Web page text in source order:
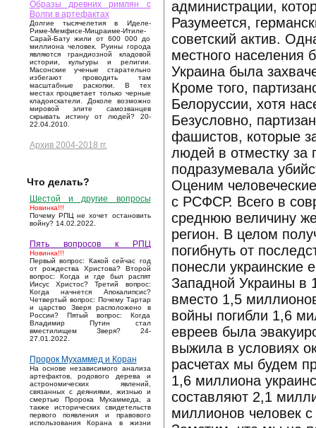
Образы древних римлян с
Волги в артефактах
Долгие тысячелетия в Иделе-
Риме-Мемфисе-Мицраиме-Итиле-
Сарай-Бату жили от 600 000 до
миллиона человек. Руины города
являются грандиозной кладовой
истории, культуры и религии.
Масонские ученые старательно
избегают проводить там
масштабные раскопки. В тех
местах процветает только черные
кладоискатели. Доколе возможно
мировой элите самозванцев
скрывать истину от людей? 20-
22.04.2010.
Архив 2004-2018 гг.
Что делать?
Шестой и другие вопросы
Новинка!!!
Почему РПЦ не хочет остановить
войну? 14.02.2022.
Пять вопросов к РПЦ
Новинка!!!
Первый вопрос: Какой сейчас год
от рождества Христова? Второй
вопрос: Когда и где был распят
Иисус Христос? Третий вопрос:
Когда начнется Апокалипсис?
Четвертый вопрос: Почему Тартар
и царство Зверя расположено в
России? Пятый вопрос: Когда
Владимир Путин стал
вместилищем Зверя? 24-
27.01.2022.
Пророк Мухаммед и Коран
На основе независимого анализа
артефактов, родового дерева и
астрономических явлений,
связанных с деяниями, жизнью и
смертью Пророка Мухаммеда, а
также исторических свидетельств
первого появления и правового
использования Корана в жизни
администрации,
Разумеется,
советский актив.
местного
Украина была
Кроме того,
Белоруссии, хотя
Безусловно,
фашистов, которые
людей в отместку за
подразумевала
Оценим
с РСФСР. Всего в
среднюю величину
регион. В целом
погибнуть от
понесли украинские
Западной Украины в
вместо 1,5
войны погибли 1,6
евреев была
выжила в условиях
расчетах мы будем
1,6 миллиона
составляют 2,1
миллионов человек